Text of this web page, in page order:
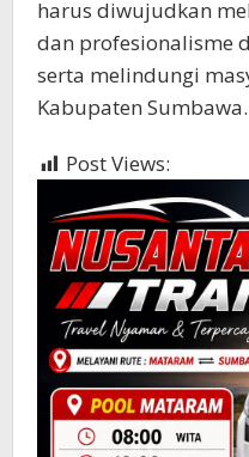
harus diwujudkan
dan profesionalisme
serta melindungi
Kabupaten
Post Views: